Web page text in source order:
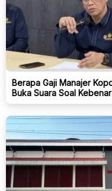
Berapa Gaji Manajer
Buka Suara Soal